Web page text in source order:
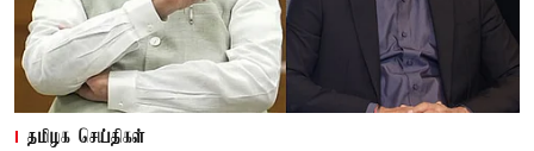
தமிழக செய்திகள்